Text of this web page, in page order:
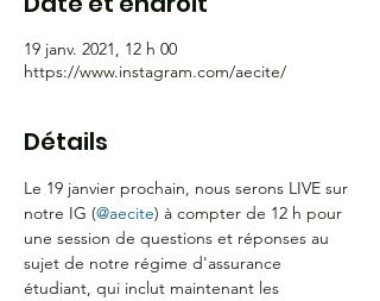
19 janv. 2021, 12 h 00
https://www.instagram.com/aecite/
Détails
Le 19 janvier prochain, nous serons LIVE sur
notre IG (@aecite) à compter de 12 h pour
une session de questions et réponses au
sujet de notre régime d'assurance
étudiant, qui inclut maintenant les